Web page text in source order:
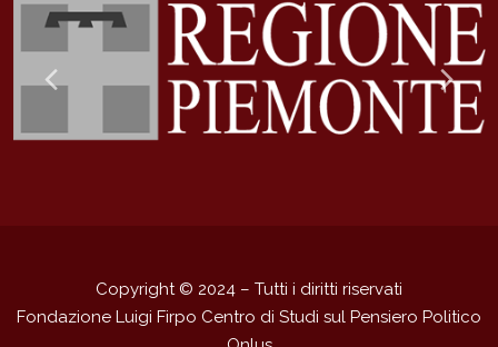
Previous
Slide
Copyright © 2024 – Tutti i diritti riservati
Fondazione Luigi Firpo Centro di Studi sul Pensiero Politico